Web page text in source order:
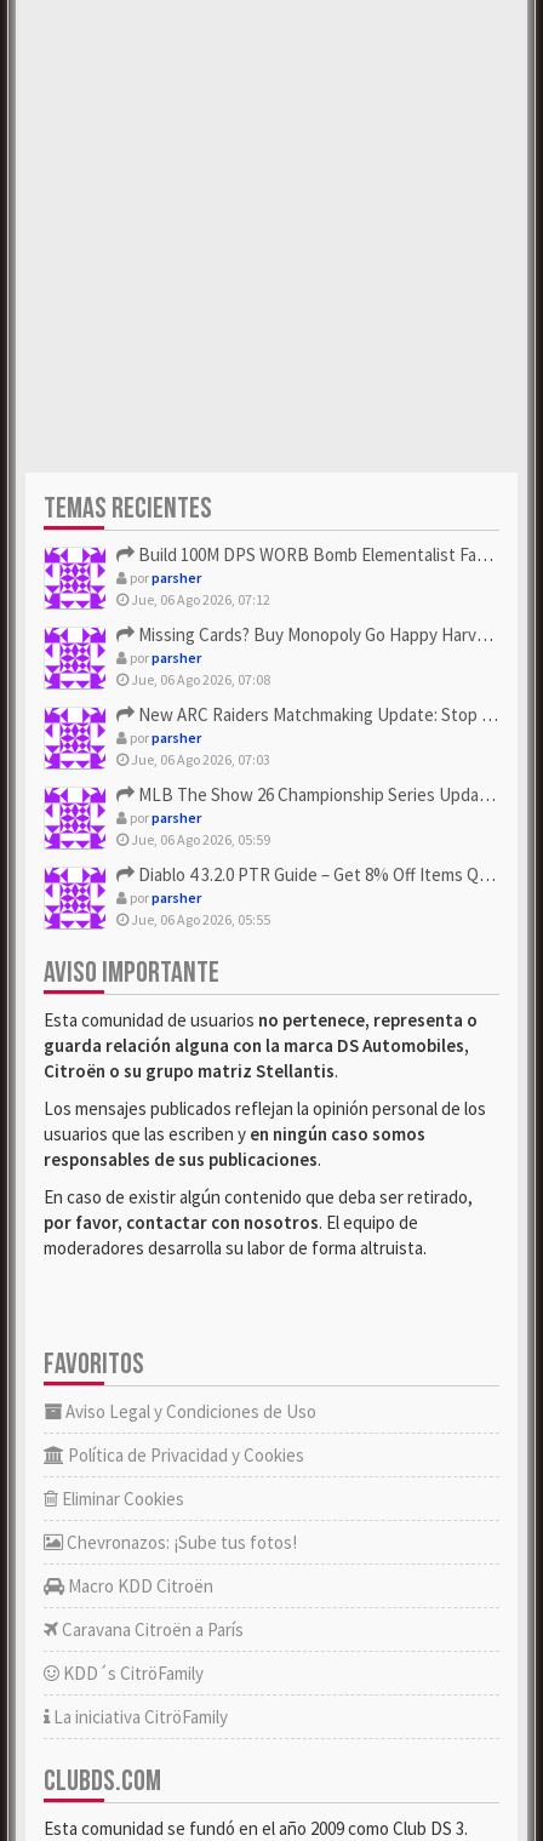
TEMAS RECIENTES
Build 100M DPS WORB Bomb Elementalist Fast - Grab POE Curren...
porparsher
Jue, 06 Ago 2026, 07:12
Missing Cards? Buy Monopoly Go Happy Harvest with Looney Tun...
porparsher
Jue, 06 Ago 2026, 07:08
New ARC Raiders Matchmaking Update: Stop Failed - Grab Bluep...
porparsher
Jue, 06 Ago 2026, 07:03
MLB The Show 26 Championship Series Update! Get Cheap & ...
porparsher
Jue, 06 Ago 2026, 05:59
Diablo 4 3.2.0 PTR Guide – Get 8% Off Items Quickly to Test ...
porparsher
Jue, 06 Ago 2026, 05:55
AVISO IMPORTANTE
Esta comunidad de usuarios no pertenece, representa o
guarda relación alguna con la marca DS Automobiles,
Citroën o su grupo matriz Stellantis.
Los mensajes publicados reflejan la opinión personal de los
usuarios que las escriben y en ningún caso somos
responsables de sus publicaciones.
En caso de existir algún contenido que deba ser retirado,
por favor, contactar con nosotros. El equipo de
moderadores desarrolla su labor de forma altruista.
FAVORITOS
Aviso Legal y Condiciones de Uso
Política de Privacidad y Cookies
Eliminar Cookies
Chevronazos: ¡Sube tus fotos!
Macro KDD Citroën
Caravana Citroën a París
KDD´s CitröFamily
La iniciativa CitröFamily
CLUBDS.COM
Esta comunidad se fundó en el año 2009 como Club DS 3.